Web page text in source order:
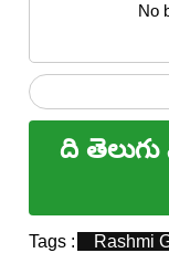
No
ది
Tags : Rashmi